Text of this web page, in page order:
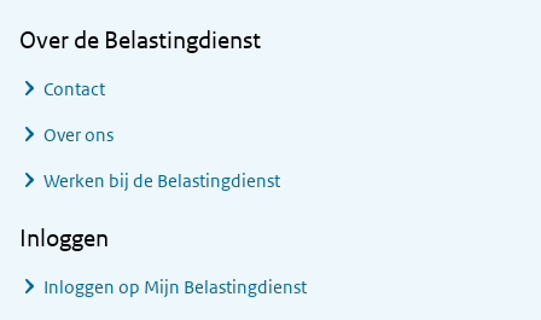
Over de Belastingdienst
Contact
Over ons
Werken bij de Belastingdienst
Inloggen
Inloggen op Mijn Belastingdienst